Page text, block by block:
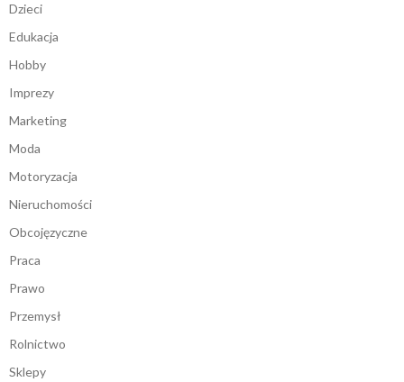
Dzieci
Edukacja
Hobby
Imprezy
Marketing
Moda
Motoryzacja
Nieruchomości
Obcojęzyczne
Praca
Prawo
Przemysł
Rolnictwo
Sklepy